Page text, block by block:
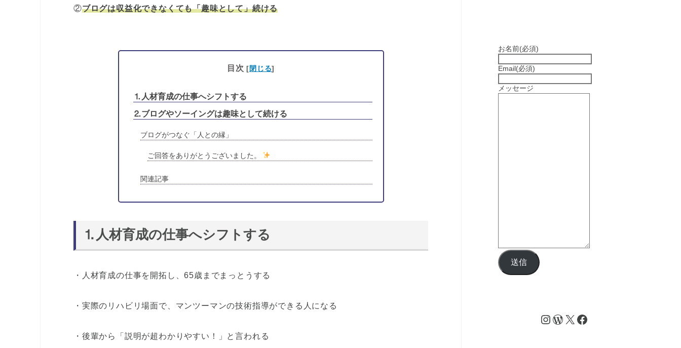
②ブログは収益化できなくても「趣味として」続ける
目次 [ 閉じる]
⒈人材育成の仕事へシフトする
⒉ブログやソーイングは趣味として続ける
ブログがつなぐ「人との縁」
ご回答をありがとうございました。
関連記事
⒈人材育成の仕事へシフトする
・人材育成の仕事を開拓し、65歳までまっとうする
・実際のリハビリ場面で、マンツーマンの技術指導ができる人になる
・後輩から「説明が超わかりやすい！」と言われる
お名前(必須)
Email(必須)
メッセージ
送信